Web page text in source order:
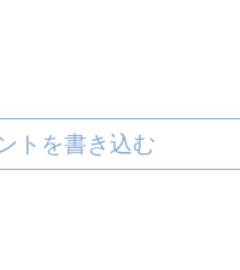
トを書き込む